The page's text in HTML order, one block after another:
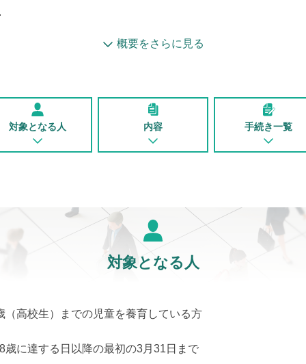
概要をさらに見る
対象となる人 内容 手続き一覧
対象となる人
（高校生）までの児童を養育している方
に達する日以降の最初の3月31日まで